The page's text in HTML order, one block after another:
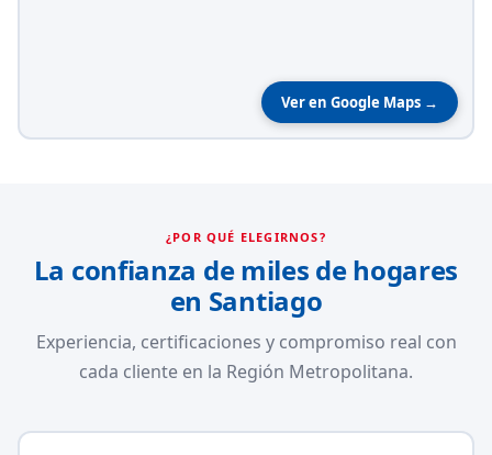
Ver en Google Maps →
¿POR QUÉ ELEGIRNOS?
La confianza de miles de hogares
en Santiago
Experiencia, certificaciones y compromiso real con
cada cliente en la Región Metropolitana.